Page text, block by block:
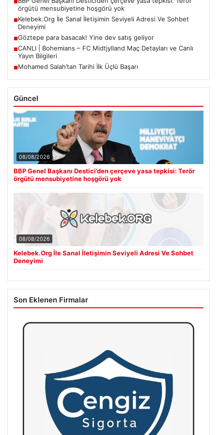
■
örgütü mensubiyetine hoşgörü yok
■Kelebek.Org İle Sanal İletişimin Seviyeli Adresi Ve Sohbet
Deneyimi
■Göztepe para basacak! Yine dev satış geliyor
■CANLI | Bohemians – FC Midtjylland Maç Detayları ve Canlı
Yayın Bilgileri
■Mohamed Salah’tan Tarihi İlk Üçlü Başarı
Güncel
08/08/2026
BBP Genel Başkanı Destici’den çerçeve yasa tepkisi: Terör
örgütü mensubiyetine hoşgörü yok
08/08/2026
Kelebek.Org İle Sanal İletişimin Seviyeli Adresi Ve Sohbet
Deneyimi
Son Eklenen Firmalar